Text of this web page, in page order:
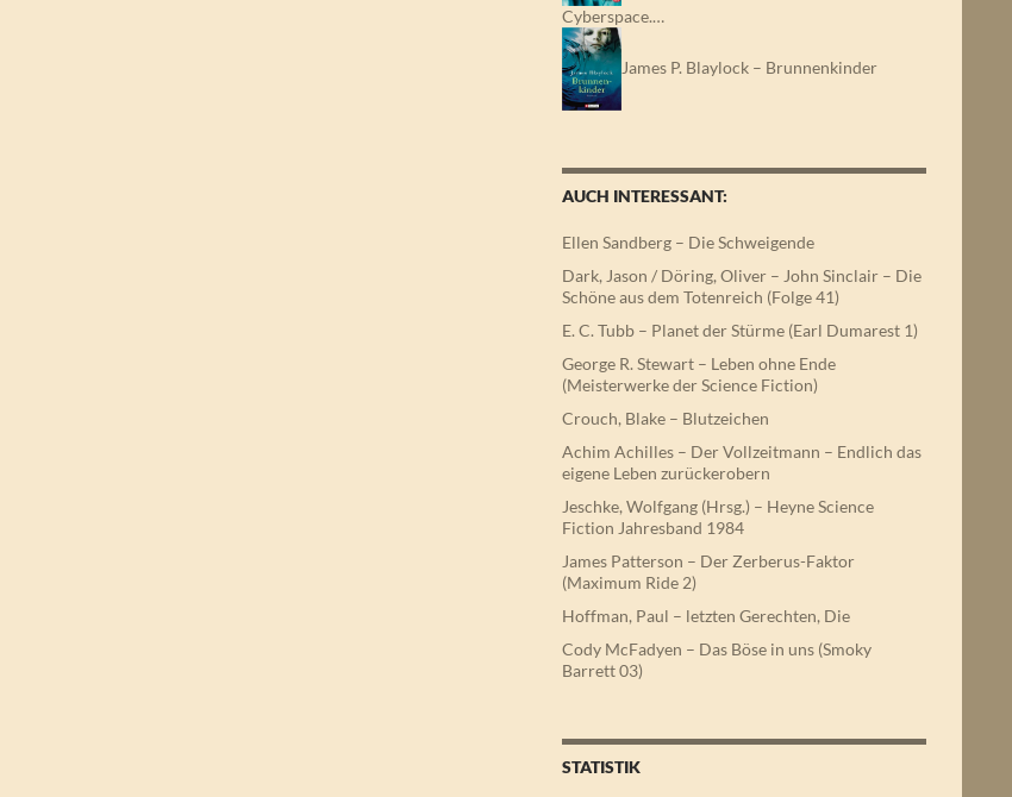
Cyberspace.…
James P. Blaylock – Brunnenkinder
AUCH INTERESSANT:
Ellen Sandberg – Die Schweigende
Dark, Jason / Döring, Oliver – John Sinclair – Die
Schöne aus dem Totenreich (Folge 41)
E. C. Tubb – Planet der Stürme (Earl Dumarest 1)
George R. Stewart – Leben ohne Ende
(Meisterwerke der Science Fiction)
Crouch, Blake – Blutzeichen
Achim Achilles – Der Vollzeitmann – Endlich das
eigene Leben zurückerobern
Jeschke, Wolfgang (Hrsg.) – Heyne Science
Fiction Jahresband 1984
James Patterson – Der Zerberus-Faktor
(Maximum Ride 2)
Hoffman, Paul – letzten Gerechten, Die
Cody McFadyen – Das Böse in uns (Smoky
Barrett 03)
STATISTIK